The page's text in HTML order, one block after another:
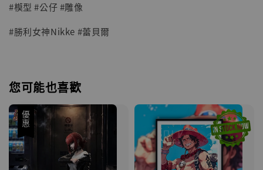
#模型 #公仔 #雕像
#勝利女神Nikke #蕾貝爾
您可能也喜歡
優惠